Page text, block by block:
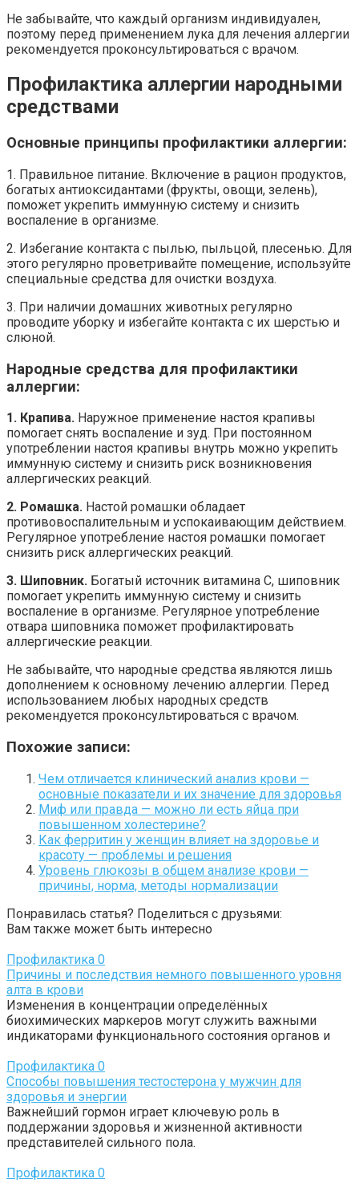
Не забывайте, что каждый организм индивидуален,
поэтому перед применением лука для лечения аллергии
рекомендуется проконсультироваться с врачом.
Профилактика аллергии народными
средствами
Основные принципы профилактики аллергии:
1. Правильное питание. Включение в рацион продуктов,
богатых антиоксидантами (фрукты, овощи, зелень),
поможет укрепить иммунную систему и снизить
воспаление в организме.
2. Избегание контакта с пылью, пыльцой, плесенью. Для
этого регулярно проветривайте помещение, используйте
специальные средства для очистки воздуха.
3. При наличии домашних животных регулярно
проводите уборку и избегайте контакта с их шерстью и
слюной.
Народные средства для профилактики
аллергии:
1. Крапива. Наружное применение настоя крапивы
помогает снять воспаление и зуд. При постоянном
употреблении настоя крапивы внутрь можно укрепить
иммунную систему и снизить риск возникновения
аллергических реакций.
2. Ромашка. Настой ромашки обладает
противовоспалительным и успокаивающим действием.
Регулярное употребление настоя ромашки помогает
снизить риск аллергических реакций.
3. Шиповник. Богатый источник витамина С, шиповник
помогает укрепить иммунную систему и снизить
воспаление в организме. Регулярное употребление
отвара шиповника поможет профилактировать
аллергические реакции.
Не забывайте, что народные средства являются лишь
дополнением к основному лечению аллергии. Перед
использованием любых народных средств
рекомендуется проконсультироваться с врачом.
Похожие записи:
Чем отличается клинический анализ крови —
основные показатели и их значение для здоровья
Миф или правда — можно ли есть яйца при
повышенном холестерине?
Как ферритин у женщин влияет на здоровье и
красоту — проблемы и решения
Уровень глюкозы в общем анализе крови —
причины, норма, методы нормализации
Понравилась статья? Поделиться с друзьями:
Вам также может быть интересно
Профилактика 0
Причины и последствия немного повышенного уровня
алта в крови
Изменения в концентрации определённых
биохимических маркеров могут служить важными
индикаторами функционального состояния органов и
Профилактика 0
Способы повышения тестостерона у мужчин для
здоровья и энергии
Важнейший гормон играет ключевую роль в
поддержании здоровья и жизненной активности
представителей сильного пола.
Профилактика 0